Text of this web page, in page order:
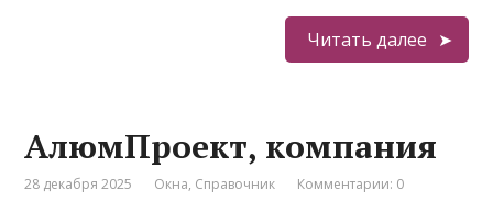
Читать далее
АлюмПроект, компания
28 декабря 2025 Окна, Справочник Комментарии: 0